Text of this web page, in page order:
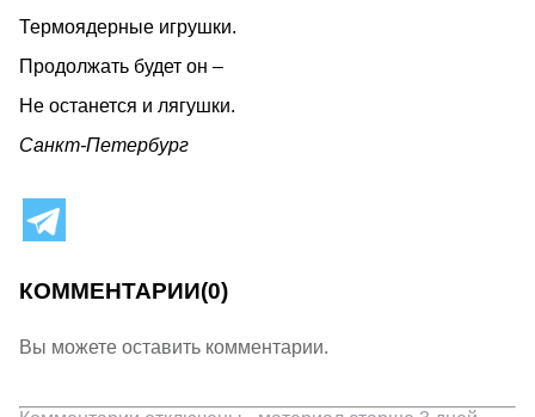
Термоядерные игрушки.
Продолжать будет он –
Не останется и лягушки.
Санкт-Петербург
КОММЕНТАРИИ(0)
Вы можете оставить комментарии.